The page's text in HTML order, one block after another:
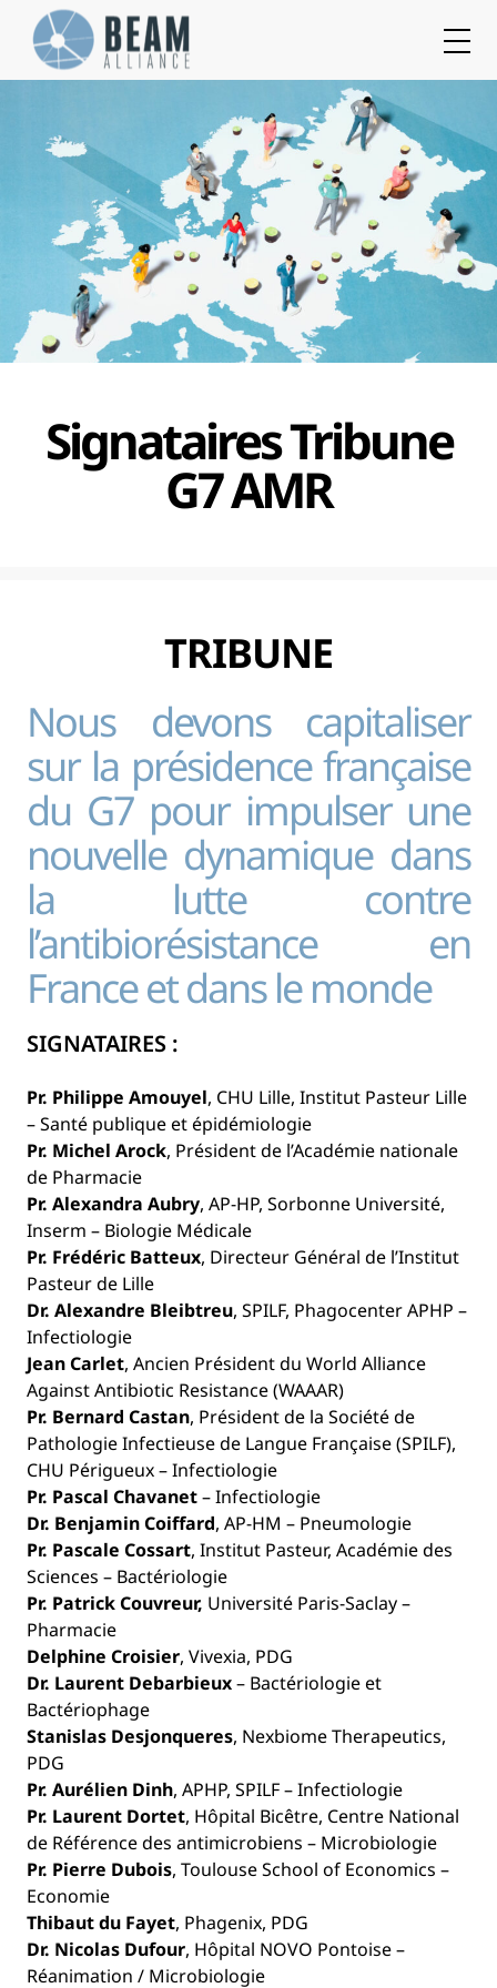
Signataires Tribune
G7 AMR
TRIBUNE
Nous devons capitaliser
sur la présidence française
du G7 pour impulser une
nouvelle dynamique dans
la lutte contre
l’antibiorésistance en
France et dans le monde
SIGNATAIRES :
Pr. Philippe Amouyel, CHU Lille, Institut Pasteur Lille
– Santé publique et épidémiologie
Pr. Michel Arock, Président de l’Académie nationale
de Pharmacie
Pr. Alexandra Aubry, AP-HP, Sorbonne Université,
Inserm – Biologie Médicale
Pr. Frédéric Batteux, Directeur Général de l’Institut
Pasteur de Lille
Dr. Alexandre Bleibtreu, SPILF, Phagocenter APHP –
Infectiologie
Jean Carlet, Ancien Président du World Alliance
Against Antibiotic Resistance (WAAAR)
Pr. Bernard Castan, Président de la Société de
Pathologie Infectieuse de Langue Française (SPILF),
CHU Périgueux – Infectiologie
Pr. Pascal Chavanet– Infectiologie
Dr. Benjamin Coiffard, AP-HM – Pneumologie
Pr. Pascale Cossart, Institut Pasteur, Académie des
Sciences – Bactériologie
Pr. Patrick Couvreur, Université Paris-Saclay –
Pharmacie
Delphine Croisier, Vivexia, PDG
Dr. Laurent Debarbieux– Bactériologie et
Bactériophage
Stanislas Desjonqueres, Nexbiome Therapeutics,
PDG
Pr. Aurélien Dinh, APHP, SPILF – Infectiologie
Pr. Laurent Dortet, Hôpital Bicêtre, Centre National
de Référence des antimicrobiens – Microbiologie
Pr. Pierre Dubois, Toulouse School of Economics –
Economie
Thibaut du Fayet, Phagenix, PDG
Dr. Nicolas Dufour, Hôpital NOVO Pontoise –
Réanimation / Microbiologie
Cookies management panel